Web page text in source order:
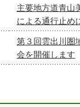
主要地方道青山
による通行止め
第３回雲出川圏
会を開催します